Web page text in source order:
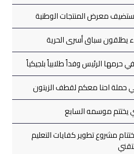
معرض المنتجات الوطنية
يطلقون سباق أسرى الحرية
الرئيس وفداً طلابياً بلجيكياً
احنا معكم لقطف الزيتون
يختتم موسمه السابع
مشروع تطوير كفايات التعليم